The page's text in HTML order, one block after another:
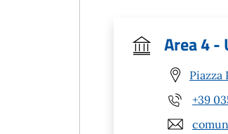
Area 4 -
Piazza
+39